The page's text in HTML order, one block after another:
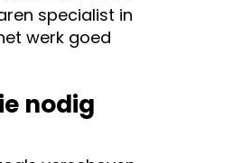
specialist in
werk goed
nodig